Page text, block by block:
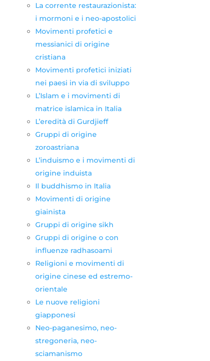
La corrente restaurazionista:
i mormoni e i neo-apostolici
Movimenti profetici e
messianici di origine
cristiana
Movimenti profetici iniziati
nei paesi in via di sviluppo
L’Islam e i movimenti di
matrice islamica in Italia
L’eredità di Gurdjieff
Gruppi di origine
zoroastriana
L’induismo e i movimenti di
origine induista
Il buddhismo in Italia
Movimenti di origine
giainista
Gruppi di origine sikh
Gruppi di origine o con
influenze radhasoami
Religioni e movimenti di
origine cinese ed estremo-
orientale
Le nuove religioni
giapponesi
Neo-paganesimo, neo-
stregoneria, neo-
sciamanismo